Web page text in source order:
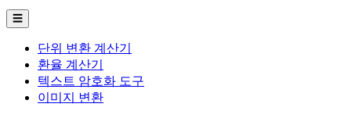
☰
단위 변환 계산기
환율 계산기
텍스트 암호화 도구
이미지 변환